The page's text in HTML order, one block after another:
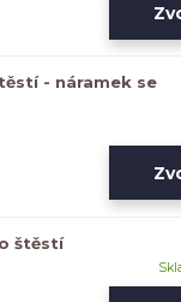
- náramek se
štěstí